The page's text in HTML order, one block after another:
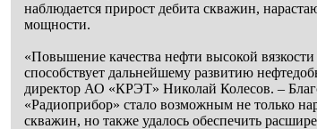
наблюдается прирост дебита скважин,
мощности.
«Повышение качества нефти высокой
способствует дальнейшему развитию
директор АО «КРЭТ» Николай Колесов. –
«Радиоприбор» стало возможным не только
скважин, но также удалось обеспечить